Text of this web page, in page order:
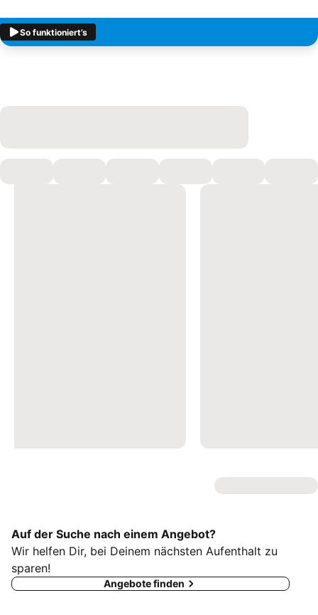
So funktioniert’s
Auf der Suche nach einem Angebot?
Wir helfen Dir, bei Deinem nächsten Aufenthalt zu
sparen!
Angebote finden